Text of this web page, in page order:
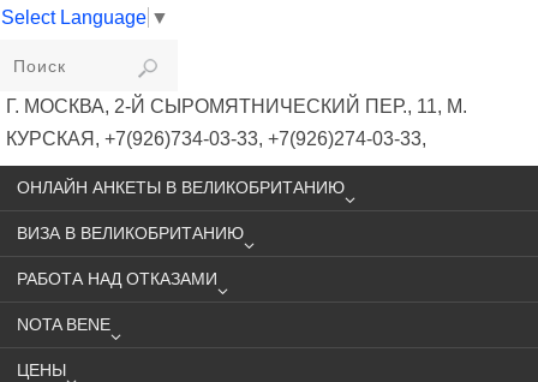
Select Language ▼
VIKIVISA
Г. МОСКВА, 2-Й СЫРОМЯТНИЧЕСКИЙ ПЕР., 11, М.
КУРСКАЯ, +7(926)734-03-33, +7(926)274-03-33,
VISA@VIKIVISA.RU
ОНЛАЙН АНКЕТЫ В ВЕЛИКОБРИТАНИЮ
ВИЗА В ВЕЛИКОБРИТАНИЮ
РАБОТА НАД ОТКАЗАМИ
NOTA BENE
ЦЕНЫ